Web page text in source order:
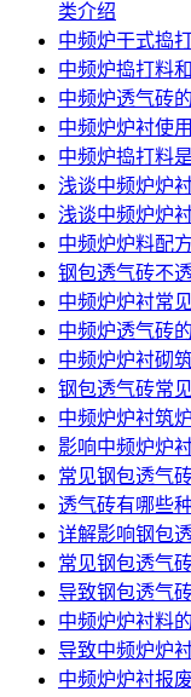
类介绍
中频炉干式捣
中频炉捣打料
中频炉透气砖
中频炉炉衬使
中频炉捣打料
浅谈中频炉炉
浅谈中频炉炉
中频炉炉料配
钢包透气砖不
中频炉炉衬常
中频炉透气砖
中频炉炉衬砌
钢包透气砖常
中频炉炉衬筑
影响中频炉炉
常见钢包透气
透气砖有哪些
详解影响钢包
常见钢包透气
导致钢包透气
中频炉炉衬料
导致中频炉炉
中频炉炉衬报